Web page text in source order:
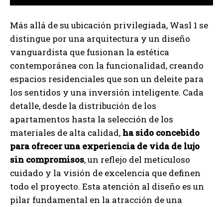
Más allá de su ubicación privilegiada, Wasl 1 se
distingue por una arquitectura y un diseño
vanguardista que fusionan la estética
contemporánea con la funcionalidad, creando
espacios residenciales que son un deleite para
los sentidos y una inversión inteligente. Cada
detalle, desde la distribución de los
apartamentos hasta la selección de los
materiales de alta calidad, ha sido concebido
para ofrecer una experiencia de vida de lujo
sin compromisos, un reflejo del meticuloso
cuidado y la visión de excelencia que definen
todo el proyecto. Esta atención al diseño es un
pilar fundamental en la atracción de una